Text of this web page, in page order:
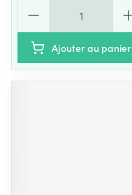
Ajouter au panier